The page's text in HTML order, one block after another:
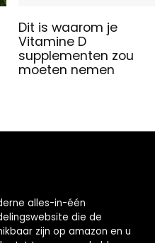
Dit is waarom je
Vitamine D
supplementen zou
moeten nemen
alles-in-één
die de
zijn op amazon en u